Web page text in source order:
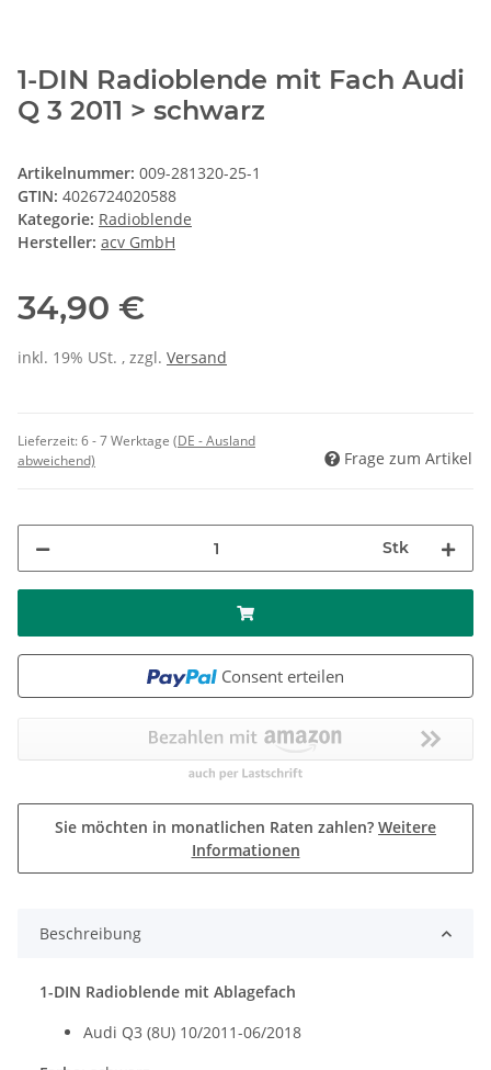
1-DIN Radioblende mit Fach Audi
Q 3 2011 > schwarz
Artikelnummer: 009-281320-25-1
GTIN: 4026724020588
Kategorie: Radioblende
Hersteller: acv GmbH
34,90 €
inkl. 19% USt. , zzgl. Versand
Lieferzeit:6 - 7 Werktage (DE - Ausland
abweichend)
Frage zum Artikel
Stk
Consent erteilen
Sie möchten in monatlichen Raten zahlen? Weitere
Informationen
Beschreibung
1-DIN Radioblende mit Ablagefach
Audi Q3 (8U) 10/2011-06/2018